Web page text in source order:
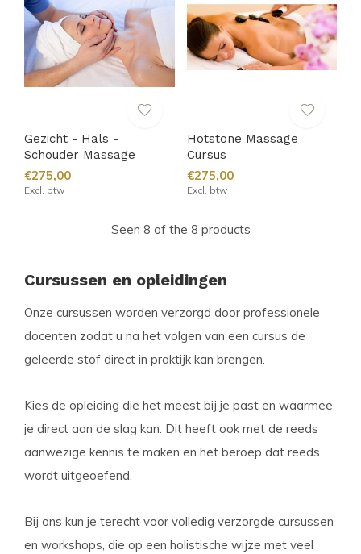
Gezicht - Hals -
Schouder Massage
€275,00
Excl. btw
Hotstone Massage
Cursus
€275,00
Excl. btw
Seen 8 of the 8 products
Cursussen en opleidingen
Onze cursussen worden verzorgd door professionele
docenten zodat u na het volgen van een cursus de
geleerde stof direct in praktijk kan brengen.
Kies de opleiding die het meest bij je past en waarmee
je direct aan de slag kan. Dit heeft ook met de reeds
aanwezige kennis te maken en het beroep dat reeds
wordt uitgeoefend.
Bij ons kun je terecht voor volledig verzorgde cursussen
en workshops, die op een holistische wijze met veel